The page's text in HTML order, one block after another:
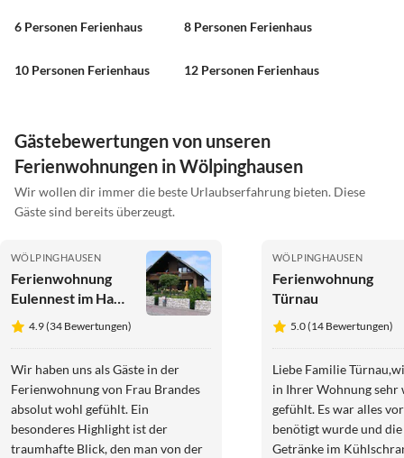
6 Personen Ferienhaus 8 Personen Ferienhaus
10 Personen Ferienhaus 12 Personen Ferienhaus
Gästebewertungen von unseren
Ferienwohnungen in Wölpinghausen
Wir wollen dir immer die beste Urlaubserfahrung bieten. Diese
Gäste sind bereits überzeugt.
WÖLPINGHAUSEN
Ferienwohnung
Eulennest im Haus
Meerblick
4.9 (34 Bewertungen)
Wir haben uns als Gäste in der
Ferienwohnung von Frau Brandes
absolut wohl gefühlt. Ein
besonderes Highlight ist der
traumhafte Blick, den man von der
WÖLPINGHAUSEN
Ferienwohnung
Türnau
5.0 (14 Bewertungen)
Liebe Familie
in Ihrer Wohnung sehr
gefühlt. Es war alles
benötigt wurde und
Getränke im